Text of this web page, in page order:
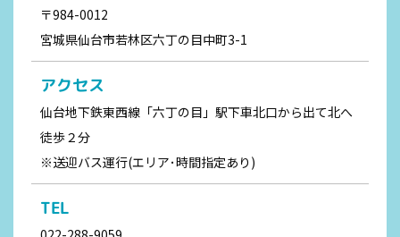
〒984-0012
宮城県仙台市若林区六丁の目中町3-1
アクセス
仙台地下鉄東西線「六丁の目」駅下車北口から出て北へ
徒歩２分
※送迎バス運行(エリア･時間指定あり)
TEL